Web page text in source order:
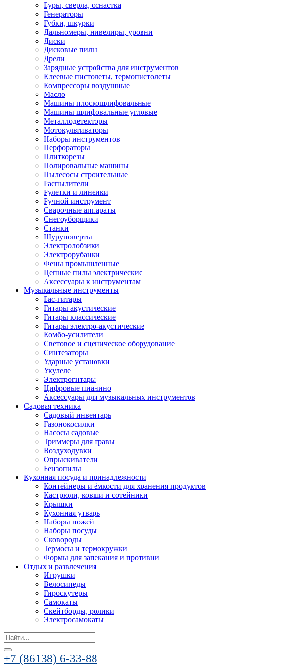
Буры, сверла, оснастка
Генераторы
Губки, шкурки
Дальномеры, нивелиры, уровни
Диски
Дисковые пилы
Дрели
Зарядные устройства для инструментов
Клеевые пистолеты, термопистолеты
Компрессоры воздушные
Масло
Машины плоскошлифовальные
Машины шлифовальные угловые
Металлодетекторы
Мотокультиваторы
Наборы инструментов
Перфораторы
Плиткорезы
Полировальные машины
Пылесосы строительные
Распылители
Рулетки и линейки
Ручной инструмент
Сварочные аппараты
Снегоуборщики
Станки
Шуруповерты
Электролобзики
Электрорубанки
Фены промышленные
Цепные пилы электрические
Аксессуары к инструментам
Музыкальные инструменты
Бас-гитары
Гитары акустические
Гитары классические
Гитары электро-акустические
Комбо-усилители
Световое и сценическое оборудование
Синтезаторы
Ударные установки
Укулеле
Электрогитары
Цифровые пианино
Аксессуары для музыкальных инструментов
Садовая техника
Садовый инвентарь
Газонокосилки
Насосы садовые
Триммеры для травы
Воздуходувки
Опрыскиватели
Бензопилы
Кухонная посуда и принадлежности
Контейнеры и ёмкости для хранения продуктов
Кастрюли, ковши и сотейники
Крышки
Кухонная утварь
Наборы ножей
Наборы посуды
Сковороды
Термосы и термокружки
Формы для запекания и противни
Отдых и развлечения
Игрушки
Велосипеды
Гироскутеры
Самокаты
Скейтборды, ролики
Электросамокаты
Search
for:
+7 (86138) 6-33-88